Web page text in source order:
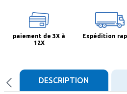
paiement de 3X à
12X
Expédition
DESCRIPTION